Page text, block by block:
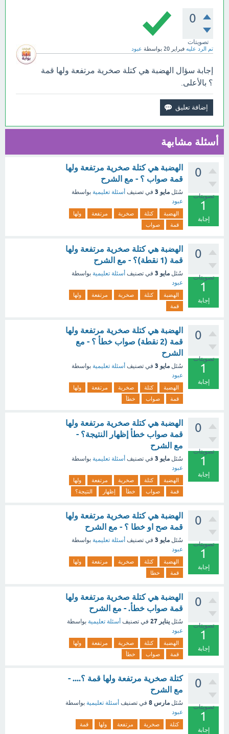
0
تصويتات
تم الرد عليه فبراير 20 بواسطة عبود
إجابة سؤال الهضبة هي كتلة صخرية مرتفعة ولها قمة
؟ بالأعلى.
أسئلة مشابهة
0
تصويتات
1
إجابة
الهضبة هي كتلة صخرية مرتفعة ولها
قمة صواب ؟ - مع الشرح
سُئل مايو 3 في تصنيف أسئلة تعليمية بواسطة
عبود
الهضبة كتلة صخرية مرتفعة
ولها
قمة
صواب
0
تصويتات
1
إجابة
الهضبة هي كتلة صخرية مرتفعة ولها
قمة (1 نقطة)؟ - مع الشرح
سُئل مايو 3 في تصنيف أسئلة تعليمية بواسطة
عبود
الهضبة كتلة صخرية مرتفعة
ولها
قمة
0
تصويتات
1
إجابة
الهضبة هي كتلة صخرية مرتفعة ولها
قمة (2 نقطة) صواب خطأ ؟ - مع
الشرح
سُئل مايو 3 في تصنيف أسئلة تعليمية بواسطة
عبود
الهضبة كتلة صخرية مرتفعة
ولها
قمة
صواب خطأ
0
تصويتات
1
إجابة
الهضبة هي كتلة صخرية مرتفعة ولها
قمة صواب خطأ إظهار النتيجة؟ -
مع الشرح
سُئل مايو 3 في تصنيف أسئلة تعليمية بواسطة
عبود
الهضبة كتلة صخرية مرتفعة
ولها
قمة
صواب خطأ إظهار النتيجة؟
0
تصويتات
1
إجابة
الهضبة هي كتلة صخرية مرتفعة ولها
قمة صح او خطا ؟ - مع الشرح
سُئل مايو 3 في تصنيف أسئلة تعليمية بواسطة
عبود
الهضبة كتلة صخرية مرتفعة
ولها
قمة
خطا
0
تصويتات
1
إجابة
الهضبة هي كتلة صخرية مرتفعة ولها
قمة صواب خطأ. - مع الشرح
سُئل يناير 27 في تصنيف أسئلة تعليمية بواسطة
عبود
الهضبة كتلة صخرية مرتفعة
ولها
قمة
صواب خطأ
0
تصويتات
1
إجابة
كتلة صخرية مرتفعة ولها قمة ؟.... -
مع الشرح
سُئل مارس 8 في تصنيف أسئلة تعليمية بواسطة
عبود
كتلة صخرية مرتفعة ولها قمة